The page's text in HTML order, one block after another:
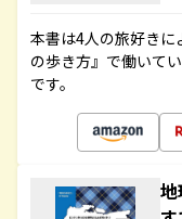
本書は4人の旅好きに
の歩き方』で働いて
です。